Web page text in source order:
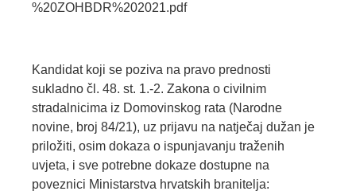
%20ZOHBDR%202021.pdf
Kandidat koji se poziva na pravo prednosti
sukladno čl. 48. st. 1.-2. Zakona o civilnim
stradalnicima iz Domovinskog rata (Narodne
novine, broj 84/21), uz prijavu na natječaj dužan je
priložiti, osim dokaza o ispunjavanju traženih
uvjeta, i sve potrebne dokaze dostupne na
poveznici Ministarstva hrvatskih branitelja: